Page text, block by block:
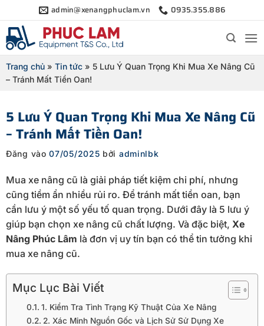
qua
nội
dung
admin@xenangphuclam.vn 0935.355.886
Trang chủ » Tin tức » 5 Lưu Ý Quan Trọng Khi Mua Xe Nâng Cũ
– Tránh Mất Tiền Oan!
5 Lưu Ý Quan Trọng Khi Mua Xe Nâng Cũ
– Tránh Mất Tiền Oan!
Đăng vào07/05/2025 bởi adminlbk
Mua xe nâng cũ là giải pháp tiết kiệm chi phí, nhưng
cũng tiềm ẩn nhiều rủi ro. Để tránh mất tiền oan, bạn
cần lưu ý một số yếu tố quan trọng. Dưới đây là 5 lưu ý
giúp bạn chọn xe nâng cũ chất lượng. Và đặc biệt, Xe
Nâng Phúc Lâm là đơn vị uy tín bạn có thể tin tưởng khi
mua xe nâng cũ.
Mục Lục Bài Viết
1. Kiểm Tra Tình Trạng Kỹ Thuật Của Xe Nâng
2. Xác Minh Nguồn Gốc và Lịch Sử Sử Dụng Xe